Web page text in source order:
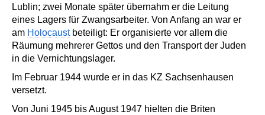
Lublin; zwei Monate später übernahm er die Leitung
eines Lagers für Zwangsarbeiter. Von Anfang an war er
am Holocaustbeteiligt: Er organisierte vor allem die
Räumung mehrerer Gettos und den Transport der Juden
in die Vernichtungslager.
Im Februar 1944 wurde er in das KZ Sachsenhausen
versetzt.
Von Juni 1945 bis August 1947 hielten die Briten